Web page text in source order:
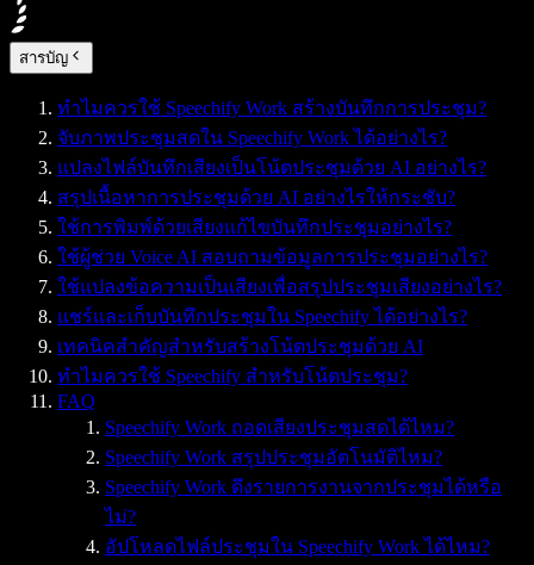
สารบัญ
ทำไมควรใช้ Speechify Work สร้างบันทึกการประชุม?
จับภาพประชุมสดใน Speechify Work ได้อย่างไร?
แปลงไฟล์บันทึกเสียงเป็นโน้ตประชุมด้วย AI อย่างไร?
สรุปเนื้อหาการประชุมด้วย AI อย่างไรให้กระชับ?
ใช้การพิมพ์ด้วยเสียงแก้ไขบันทึกประชุมอย่างไร?
ใช้ผู้ช่วย Voice AI สอบถามข้อมูลการประชุมอย่างไร?
ใช้แปลงข้อความเป็นเสียงเพื่อสรุปประชุมเสียงอย่างไร?
แชร์และเก็บบันทึกประชุมใน Speechify ได้อย่างไร?
เทคนิคสำคัญสำหรับสร้างโน้ตประชุมด้วย AI
ทำไมควรใช้ Speechify สำหรับโน้ตประชุม?
FAQ
Speechify Work ถอดเสียงประชุมสดได้ไหม?
Speechify Work สรุปประชุมอัตโนมัติไหม?
Speechify Work ดึงรายการงานจากประชุมได้หรือ
ไม่?
อัปโหลดไฟล์ประชุมใน Speechify Work ได้ไหม?